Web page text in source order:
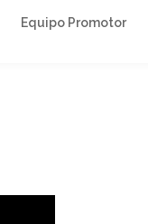
Equipo Promotor